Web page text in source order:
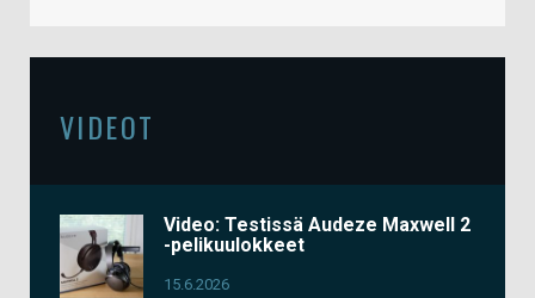
VIDEOT
Video: Testissä Audeze Maxwell 2
-pelikuulokkeet
15.6.2026